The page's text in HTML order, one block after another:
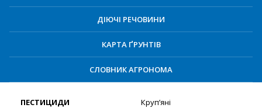
ДІЮЧІ РЕЧОВИНИ
КАРТА ҐРУНТІВ
СЛОВНИК АГРОНОМА
ПЕСТИЦИДИ Круп’яні